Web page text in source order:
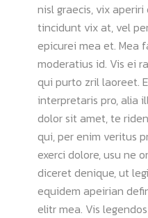
nisl graecis, vix
tincidunt vix at, vel
epicurei mea et. Mea
moderatius id. Vis ei
qui purto zril laoreet.
interpretaris pro, alia
dolor sit amet, te
qui, per enim veritus
exerci dolore, usu ne
diceret denique, ut
equidem apeirian
elitr mea. Vis